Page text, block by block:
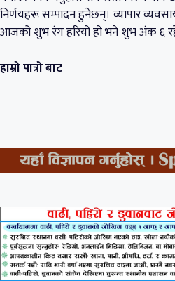
निर्णयहरू सम्पादन हुनेछन्। व्यापार
आजको शुभ रंग हरियो हो भने शुभ अंक ६
हाम्रो पात्रो बाट